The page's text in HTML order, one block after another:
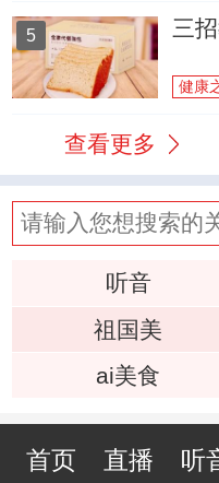
5 三
健康
查看更多
听音
祖国美
ai美食
首页 直播 听